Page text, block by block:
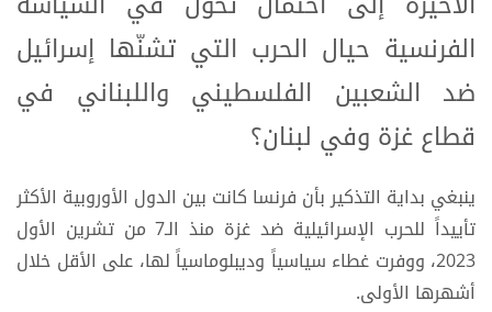
الفرنسية حيال الحرب التي تشنّها إسرائيل
ضد الشعبين الفلسطيني واللبناني في
قطاع غزة وفي لبنان؟
ينبغي بداية التذكير بأن فرنسا كانت بين الدول الأوروبية الأكثر
تأييداً للحرب الإسرائيلية ضد غزة منذ الـ7 من تشرين الأول
2023، ووفرت غطاء سياسياً وديبلوماسياً لها، على الأقل خلال
أشهرها الأولى.